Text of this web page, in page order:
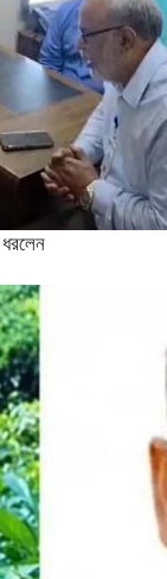
ধরলেন